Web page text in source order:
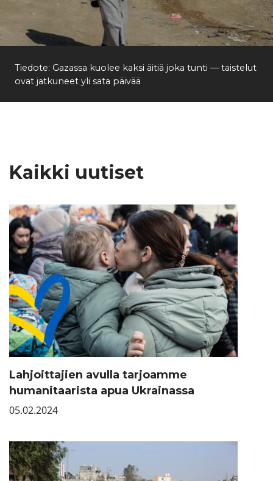
Tiedote: Gazassa kuolee kaksi äitiä joka tunti — taistelut
ovat jatkuneet yli sata päivää
Kaikki uutiset
Lahjoittajien avulla tarjoamme
humanitaarista apua Ukrainassa
05.02.2024